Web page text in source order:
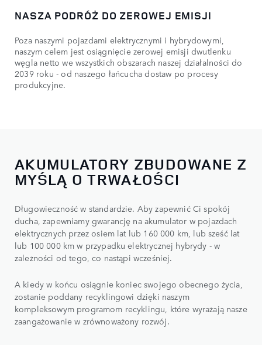
NASZA PODRÓŻ DO ZEROWEJ EMISJI
Poza naszymi pojazdami elektrycznymi i hybrydowymi,
naszym celem jest osiągnięcie zerowej emisji dwutlenku
węgla netto we wszystkich obszarach naszej działalności do
2039 roku - od naszego łańcucha dostaw po procesy
produkcyjne.
AKUMULATORY ZBUDOWANE Z
MYŚLĄ O TRWAŁOŚCI
Długowieczność w standardzie. Aby zapewnić Ci spokój
ducha, zapewniamy gwarancję na akumulator w pojazdach
elektrycznych przez osiem lat lub 160 000 km, lub sześć lat
lub 100 000 km w przypadku elektrycznej hybrydy - w
zależności od tego, co nastąpi wcześniej.
A kiedy w końcu osiągnie koniec swojego obecnego życia,
zostanie poddany recyklingowi dzięki naszym
kompleksowym programom recyklingu, które wyrażają nasze
zaangażowanie w zrównoważony rozwój.